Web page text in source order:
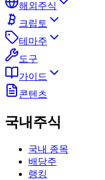
해외주식
크립토
테마주
도구
가이드
콘텐츠
국내주식
국내 종목
배당주
랭킹